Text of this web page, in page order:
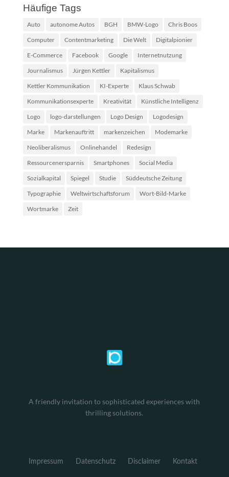
Häufige Tags
Auto autonome Autos BGH BMW-Logo
Chris Boos
Computer
Contentmarketing Die Welt
Digitalpionier
E-Commerce
Facebook Google
Internetnutzung
Journalismus
Jürgen Kettler
Kapitalismus
Kettler Kommunikation
KI-Experte
Klaus Schwab
Kommunikationsexperte
Kreativität
Künstliche Intelligenz
Logo
logo-darstellungen Logo Design
Logodesign
Marke
Markenauftritt markenzeichen
Modemarke
Neoliberalismus
Onlinehandel
Redesign
Ressourcenersparnis
Smartphones
Social Media
Sozialkapital
Spiegel Studie
Süddeutsche Zeitung
Typographie
Weltwirtschaftsforum
Wort-Bild-Marke
Wortmarke
Zeit
A friendly invitation to sophisticated experiences with
thrilling solutions.
Impressum Datenschutz Disclaimer Kontakt